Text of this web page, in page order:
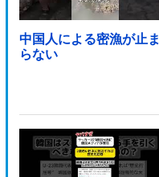
中国人による密漁が止ま
らない